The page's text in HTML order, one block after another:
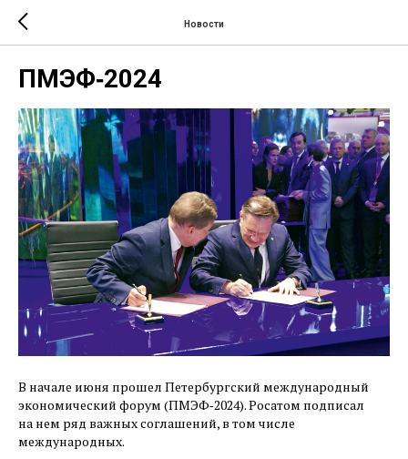
Новости
ПМЭФ‑2024
В начале июня прошел Петербургский международный
экономический форум (ПМЭФ‑2024). Росатом подписал
на нем ряд важных соглашений, в том числе
международных.